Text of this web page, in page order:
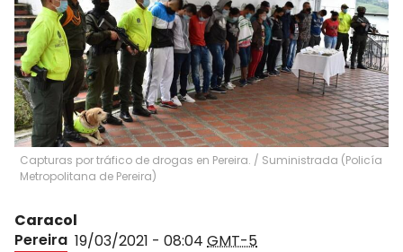
Capturas por tráfico de drogas en Pereira. / Suministrada (Policía
Metropolitana de Pereira)
Caracol
Pereira 19/03/2021 - 08:04 GMT-5